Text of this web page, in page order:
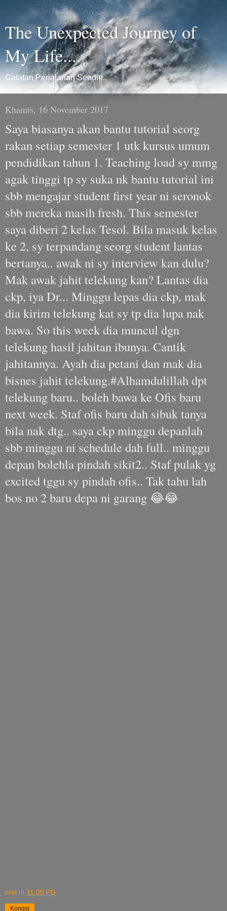
The Unexpected Journey of
My Life....
Catatan Perjalanan Sendiri..
Khamis, 16 November 2017
Saya biasanya akan bantu tutorial seorg
rakan setiap semester 1 utk kursus umum
pendidikan tahun 1. Teaching load sy mmg
agak tinggi tp sy suka nk bantu tutorial ini
sbb mengajar student first year ni seronok
sbb mereka masih fresh. This semester
saya diberi 2 kelas Tesol. Bila masuk kelas
ke 2, sy terpandang seorg student lantas
bertanya.. awak ni sy interview kan dulu?
Mak awak jahit telekung kan? Lantas dia
ckp, iya Dr... Minggu lepas dia ckp, mak
dia kirim telekung kat sy tp dia lupa nak
bawa. So this week dia muncul dgn
telekung hasil jahitan ibunya. Cantik
jahitannya. Ayah dia petani dan mak dia
bisnes jahit telekung.#Alhamdulillah dpt
telekung baru.. boleh bawa ke Ofis baru
next week. Staf ofis baru dah sibuk tanya
bila nak dtg.. saya ckp minggu depanlah
sbb minggu ni schedule dah full.. minggu
depan bolehla pindah sikit2.. Staf pulak yg
excited tggu sy pindah ofis.. Tak tahu lah
bos no 2 baru depa ni garang 😂😂
mel di 11:05 PG
Kongsi